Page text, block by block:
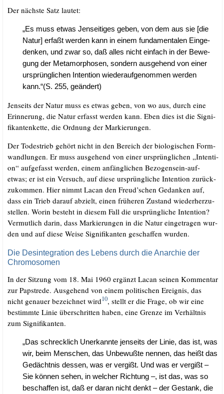
Der nächs­te Satz lautet:
„Es muss etwas Jen­sei­ti­ges geben, von dem aus sie [die
Natur] erfaßt wer­den kann in einem fun­da­men­ta­len Ein­ge­
den­ken, und zwar so, daß alles nicht ein­fach in der Bewe­
gung der Meta­mor­pho­sen, son­dern aus­ge­hend von einer
ursprüng­li­chen Inten­ti­on wie­der­auf­ge­nom­men wer­den
kann.“(S. 255, geändert)
Jen­seits der Natur muss es etwas geben, von wo aus, durch eine
Erin­ne­rung, die Natur erfasst wer­den kann. Eben dies ist die Signi­
fi­kan­ten­ket­te, die Ord­nung der Markierungen.
Der Todes­trieb gehört nicht in den Bereich der bio­lo­gi­schen Form­
wand­lun­gen. Er muss aus­ge­hend von einer ursprüng­li­chen „Inten­ti­
on“ auf­ge­fasst wer­den, einem anfäng­li­chen Bezo­gen­sein-auf-
etwas; er ist ein Ver­such, auf die­se ursprüng­li­che Inten­ti­on zurück­
zu­kom­men. Hier nimmt Lacan den Freud’schen Gedan­ken auf,
dass ein Trieb dar­auf abzielt, einen frü­he­ren Zustand wie­der­her­zu­
stel­len. Wor­in besteht in die­sem Fall die ursprüng­li­che Inten­ti­on?
Ver­mut­lich dar­in, dass Mar­kie­run­gen in die Natur ein­ge­tra­gen wur­
den und auf die­se Wei­se Signi­fi­kan­ten geschaf­fen wurden.
Die Desintegration des Lebens durch die Anarchie der
Chromosomen
In der Sit­zung vom 18. Mai 1960 ergänzt Lacan sei­nen Kom­men­tar
zur Papst­re­de. Aus­ge­hend von einem poli­ti­schen Ereig­nis, das
nicht genau­er bezeich­net wird10, stellt er die Fra­ge, ob wir eine
bestimm­te Linie über­schrit­ten haben, eine Gren­ze im Ver­hält­nis
zum Signifikanten.
„Das schreck­lich Uner­kann­te jen­seits der Linie, das ist, was
wir, beim Men­schen, das Unbe­wuß­te nen­nen, das heißt das
Gedächt­nis des­sen, was er ver­gißt. Und was er ver­gißt –
Sie kön­nen sehen, in wel­cher Rich­tung –, ist das, was so
beschaf­fen ist, daß er dar­an nicht denkt – der Gestank, die